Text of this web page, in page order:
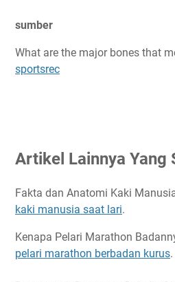
sumber
What are the major bones that
sportsrec
Artikel Lainnya Yang
Fakta dan Anatomi Kaki
kaki manusia saat lari.
Kenapa Pelari Marathon
pelari marathon berbadan kurus.